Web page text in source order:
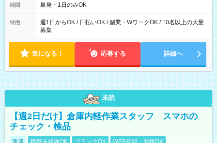
可能です！ ※1日あたりの最大実働時間は日勤、夜勤共に勤務し
期間 単発・1日のみOK
特徴
週1日からOK / 日払いOK / 副業・WワークOK / 10名以上の大量
募集
気になる！ 応募する 詳細へ
未読
【週2日だけ】倉庫内軽作業スタッフ スマホの
チェック・検品
派遣 職種未経験OK ブランクOK WEB登録・面接OK